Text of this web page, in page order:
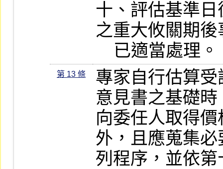
十、評估基準
之重大攸關期
    已適當處理。
第 13 條
專家自行估算
意見書之基礎
向委任人取得
外，且應蒐集
列程序，並依